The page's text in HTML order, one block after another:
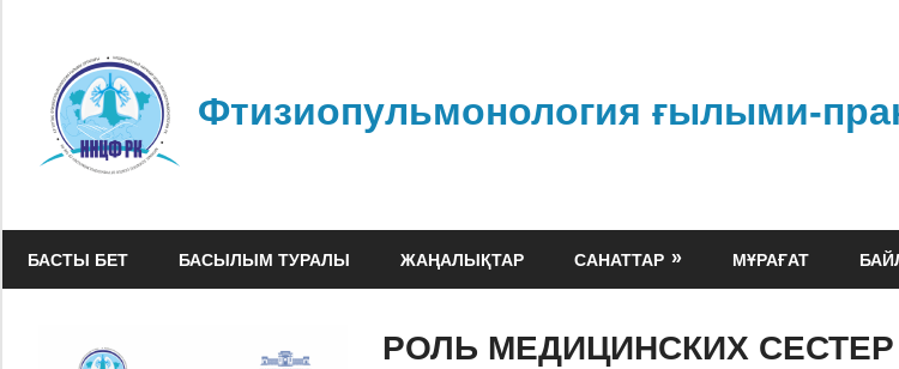
Фтизиопульмонология ғылыми-
БАСТЫ БЕТ БАСЫЛЫМ ТУРАЛЫ ЖАҢАЛЫҚТАР САНАТТАР МҰРАҒАТ
РОЛЬ МЕДИЦИНСКИХ